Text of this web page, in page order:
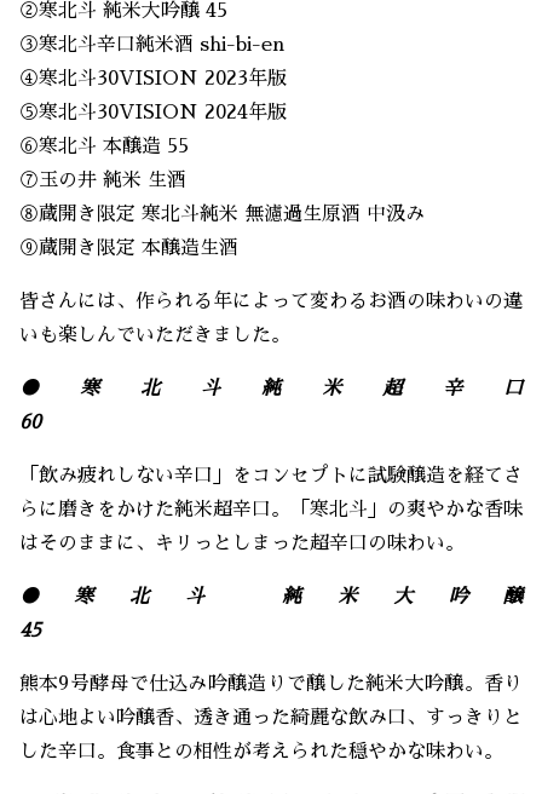
②寒北斗 純米大吟醸 45
③寒北斗辛口純米酒 shi-bi-en
④寒北斗30VISION 2023年版
⑤寒北斗30VISION 2024年版
⑥寒北斗 本醸造 55
⑦玉の井 純米 生酒
⑧蔵開き限定 寒北斗純米 無濾過生原酒 中汲み
⑨蔵開き限定 本醸造生酒
皆さんには、作られる年によって変わるお酒の味わいの違
いも楽しんでいただきました。
●寒北斗純米超辛口
60
「飲み疲れしない辛口」をコンセプトに試験醸造を経てさ
らに磨きをかけた純米超辛口。「寒北斗」の爽やかな香味
はそのままに、キリっとしまった超辛口の味わい。
●寒北斗 純米大吟醸
45
熊本9号酵母で仕込み吟醸造りで醸した純米大吟醸。香り
は心地よい吟醸香、透き通った綺麗な飲み口、すっきりと
した辛口。食事との相性が考えられた穏やかな味わい。